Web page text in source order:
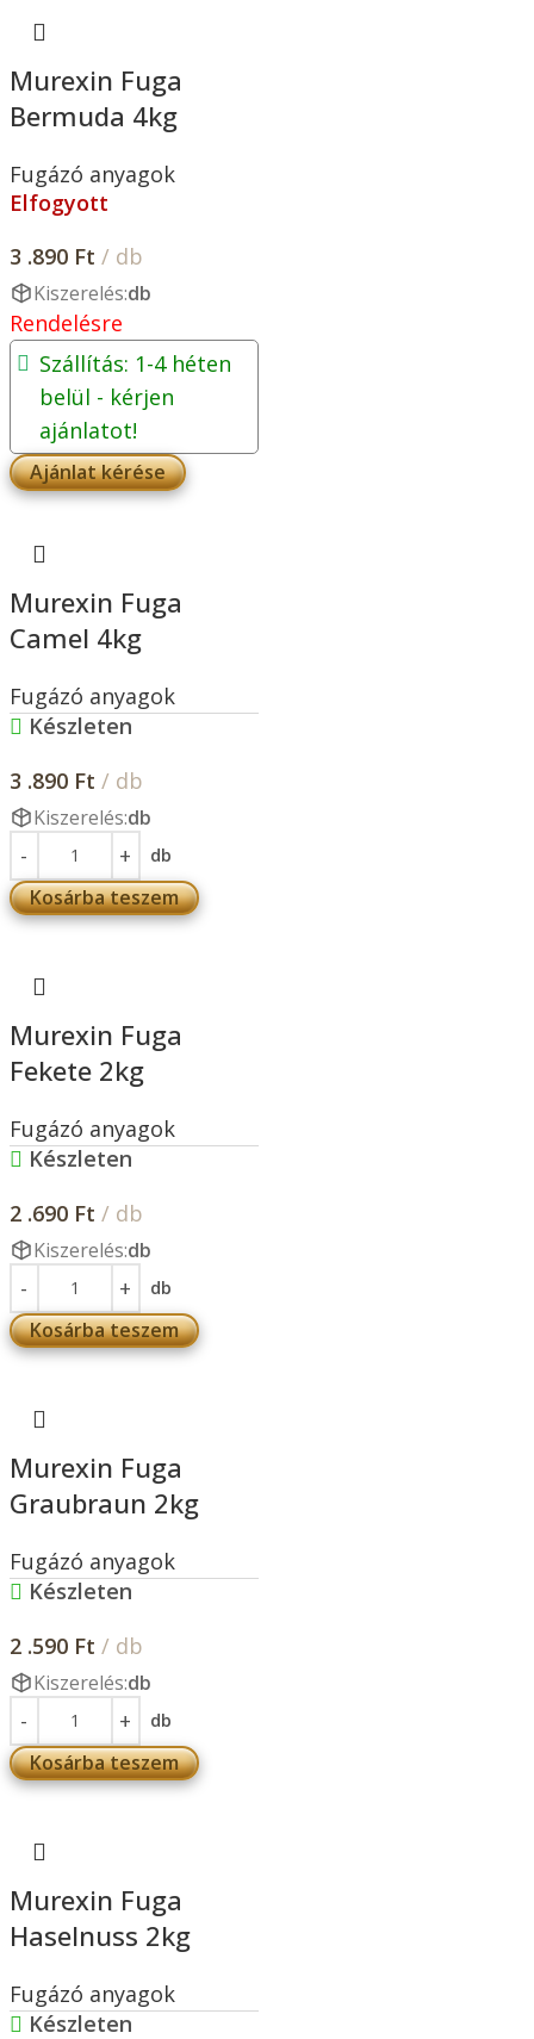
Murexin Fuga
Bermuda 4kg
Fugázó anyagok
Elfogyott
3 .890 Ft / db
Kiszerelés:db
Rendelésre
Szállítás: 1-4 héten
belül - kérjen
ajánlatot!
Ajánlat kérése
Murexin Fuga
Camel 4kg
Fugázó anyagok
Készleten
3 .890 Ft / db
Kiszerelés:db
db
Kosárba teszem
Murexin Fuga
Fekete 2kg
Fugázó anyagok
Készleten
2 .690 Ft / db
Kiszerelés:db
db
Kosárba teszem
Murexin Fuga
Graubraun 2kg
Fugázó anyagok
Készleten
2 .590 Ft / db
Kiszerelés:db
db
Kosárba teszem
Murexin Fuga
Haselnuss 2kg
Fugázó anyagok
Készleten